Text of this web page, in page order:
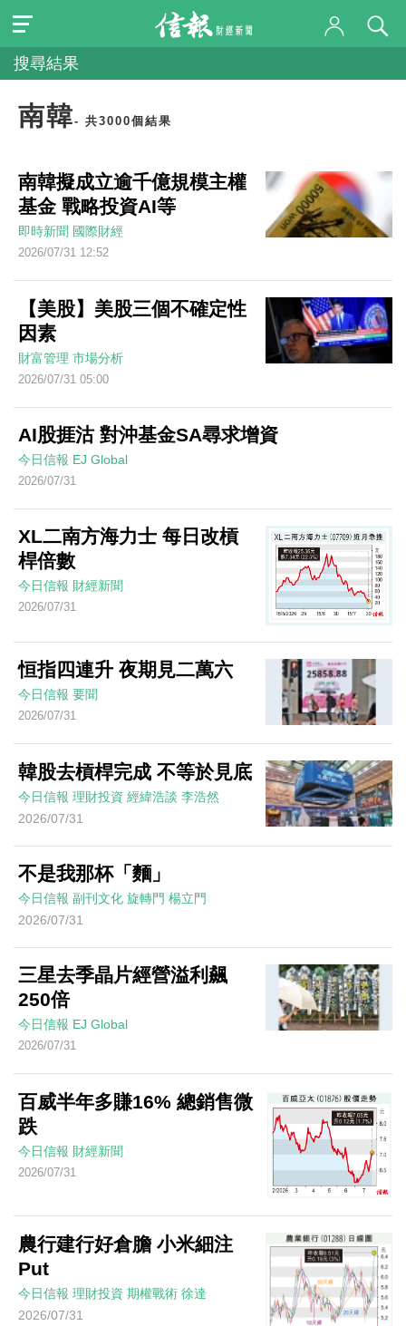
搜尋結果
南韓- 共3000個結果
南韓擬成立逾千億規模主權
基金 戰略投資AI等
即時新聞 國際財經
2026/07/31 12:52
【美股】美股三個不確定性
因素
財富管理 市場分析
2026/07/31 05:00
AI股捱沽 對沖基金SA尋求增資
今日信報 EJ Global
2026/07/31
XL二南方海力士 每日改槓
桿倍數
今日信報 財經新聞
2026/07/31
恒指四連升 夜期見二萬六
今日信報 要聞
2026/07/31
韓股去槓桿完成 不等於見底
今日信報 理財投資 經緯浩談 李浩然
2026/07/31
不是我那杯「麵」
今日信報 副刊文化 旋轉門 楊立門
2026/07/31
三星去季晶片經營溢利飆
250倍
今日信報 EJ Global
2026/07/31
百威半年多賺16% 總銷售微
跌
今日信報 財經新聞
2026/07/31
農行建行好倉膽 小米細注
Put
今日信報 理財投資 期權戰術 徐達
2026/07/31